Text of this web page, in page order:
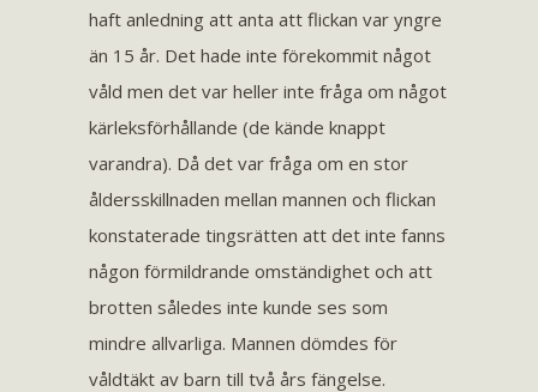
haft anledning att anta att flickan var yngre
än 15 år. Det hade inte förekommit något
våld men det var heller inte fråga om något
kärleksförhållande (de kände knappt
varandra). Då det var fråga om en stor
åldersskillnaden mellan mannen och flickan
konstaterade tingsrätten att det inte fanns
någon förmildrande omständighet och att
brotten således inte kunde ses som
mindre allvarliga. Mannen dömdes för
våldtäkt av barn till två års fängelse.